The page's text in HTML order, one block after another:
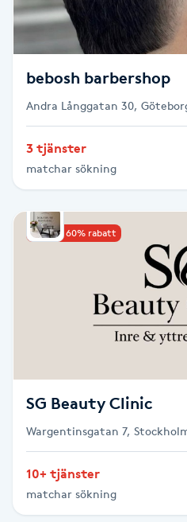
M
Manikyr & Pedikyr
Massage
Medial vägledning
Medicinsk massage
MicroPen
bebosh barbershop
Andra Långgatan 30,
3 tjänster
matchar sökning
Upp till 60% rabatt
SG Beauty Clinic
Wargentinsgatan 7,
10+ tjänster
matchar sökning